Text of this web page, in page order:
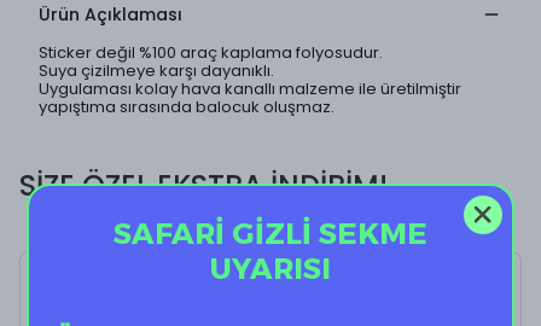
Ürün Açıklaması
Sticker değil %100 araç kaplama folyosudur.
Suya çizilmeye karşı dayanıklı.
Uygulaması kolay hava kanallı malzeme ile üretilmiştir
yapıştıma sırasında balocuk oluşmaz.
SİZE ÖZEL EKSTRA İNDİRİM!
SAFARİ GİZLİ SEKME
UYARISI